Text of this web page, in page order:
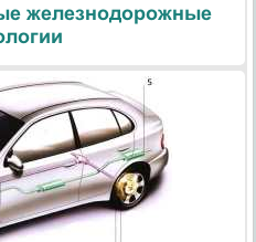
железнодорожные